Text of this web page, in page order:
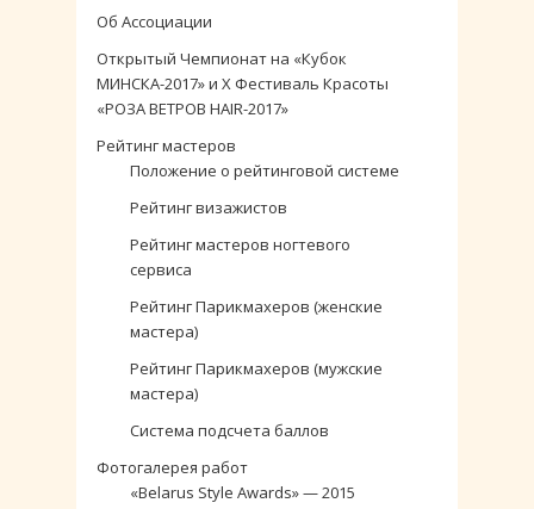
Об Ассоциации
Открытый Чемпионат на «Кубок
МИНСКА-2017» и X Фестиваль Красоты
«РОЗА ВЕТРОВ HAIR-2017»
Рейтинг мастеров
Положение о рейтинговой системе
Рейтинг визажистов
Рейтинг мастеров ногтевого
сервиса
Рейтинг Парикмахеров (женские
мастера)
Рейтинг Парикмахеров (мужские
мастера)
Система подсчета баллов
Фотогалерея работ
«Belarus Style Awards» — 2015